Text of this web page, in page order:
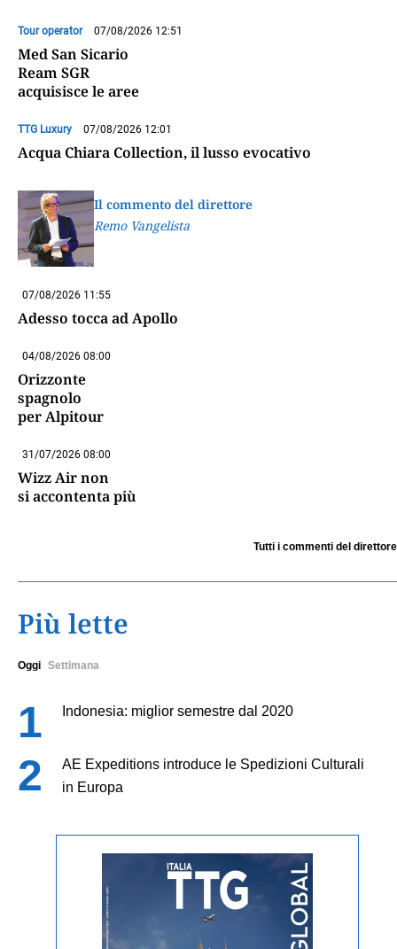
Tour operator 07/08/2026 12:51
Med San Sicario
Ream SGR
acquisisce le aree
TTG Luxury 07/08/2026 12:01
Acqua Chiara Collection, il lusso evocativo
Il commento del direttore
Remo Vangelista
07/08/2026 11:55
Adesso tocca ad Apollo
04/08/2026 08:00
Orizzonte
spagnolo
per Alpitour
31/07/2026 08:00
Wizz Air non
si accontenta più
Tutti i commenti del direttore
Più lette
Oggi Settimana
Indonesia: miglior semestre dal 2020
AE Expeditions introduce le Spedizioni Culturali
in Europa